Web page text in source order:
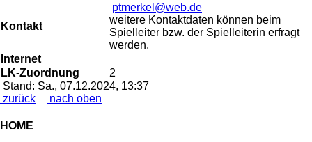
Kontakt
ptmerkel@web.de
weitere Kontaktdaten können beim
Spielleiter bzw. der Spielleiterin erfragt
werden.
Internet
LK-Zuordnung
2
Stand: Sa., 07.12.2024, 13:37
zurück
nach oben
HOME